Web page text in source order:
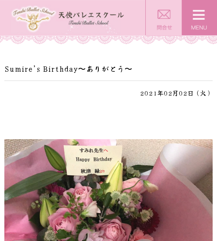
Sumire’s Birthday〜ありがとう〜
2021年02月02日（火）